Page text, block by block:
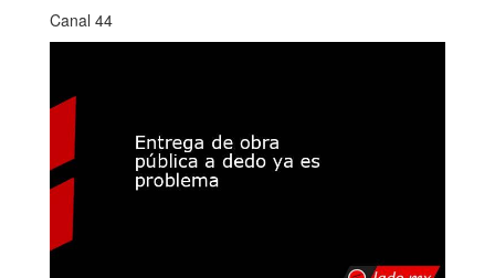
Canal 44